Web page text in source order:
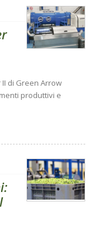
di Green Arrow
produttivi e